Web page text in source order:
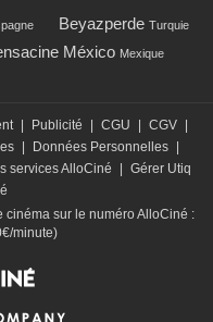
Beyazperde Turquie
México Mexique
Publicité CGU CGV
Données Personnelles
services AlloCiné
Gérer Utiq
cinéma sur le numéro AlloCiné :
minute)